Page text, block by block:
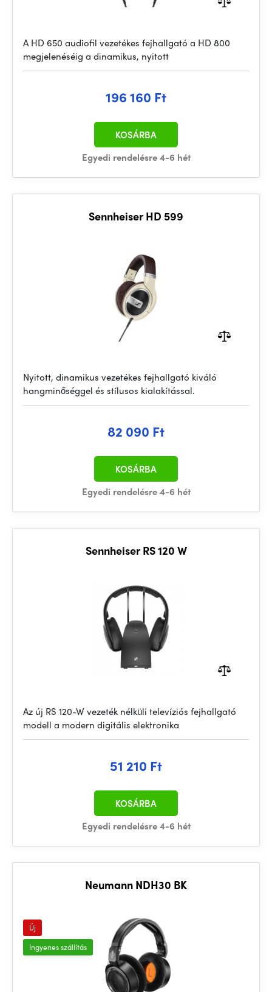
A HD 650 audiofil vezetékes fejhallgató a HD 800
megjelenéséig a dinamikus, nyitott
196 160 Ft
Egyedi rendelésre 4-6 hét
KOSÁRBA
Sennheiser HD 599
Nyitott, dinamikus vezetékes fejhallgató kiváló
hangminőséggel és stílusos kialakítással.
82 090 Ft
Egyedi rendelésre 4-6 hét
KOSÁRBA
Sennheiser RS 120 W
Az új RS 120-W vezeték nélküli televíziós fejhallgató
modell a modern digitális elektronika
51 210 Ft
Egyedi rendelésre 4-6 hét
KOSÁRBA
Neumann NDH30 BK
Új
Ingyenes szállítás